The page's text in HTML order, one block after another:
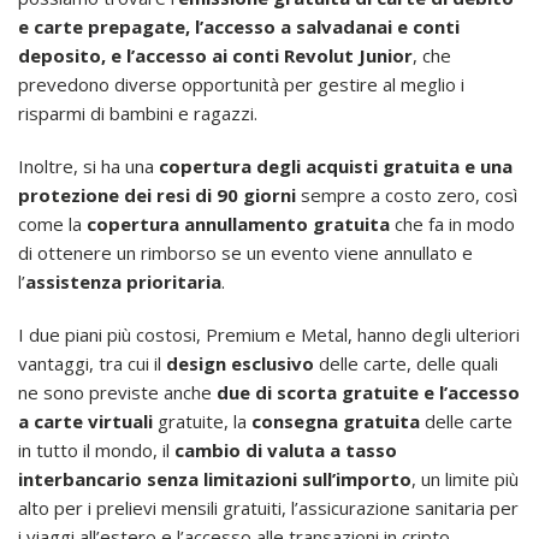
e carte prepagate, l’accesso a salvadanai e conti
deposito, e l’accesso ai conti Revolut Junior, che
prevedono diverse opportunità per gestire al meglio i
risparmi di bambini e ragazzi.
Inoltre, si ha una copertura degli acquisti gratuita e una
protezione dei resi di 90 giorni sempre a costo zero, così
come la copertura annullamento gratuita che fa in modo
di ottenere un rimborso se un evento viene annullato e
l’assistenza prioritaria.
I due piani più costosi, Premium e Metal, hanno degli ulteriori
vantaggi, tra cui il design esclusivo delle carte, delle quali
ne sono previste anche due di scorta gratuite e l’accesso
a carte virtuali gratuite, la consegna gratuita delle carte
in tutto il mondo, il cambio di valuta a tasso
interbancario senza limitazioni sull’importo, un limite più
alto per i prelievi mensili gratuiti, l’assicurazione sanitaria per